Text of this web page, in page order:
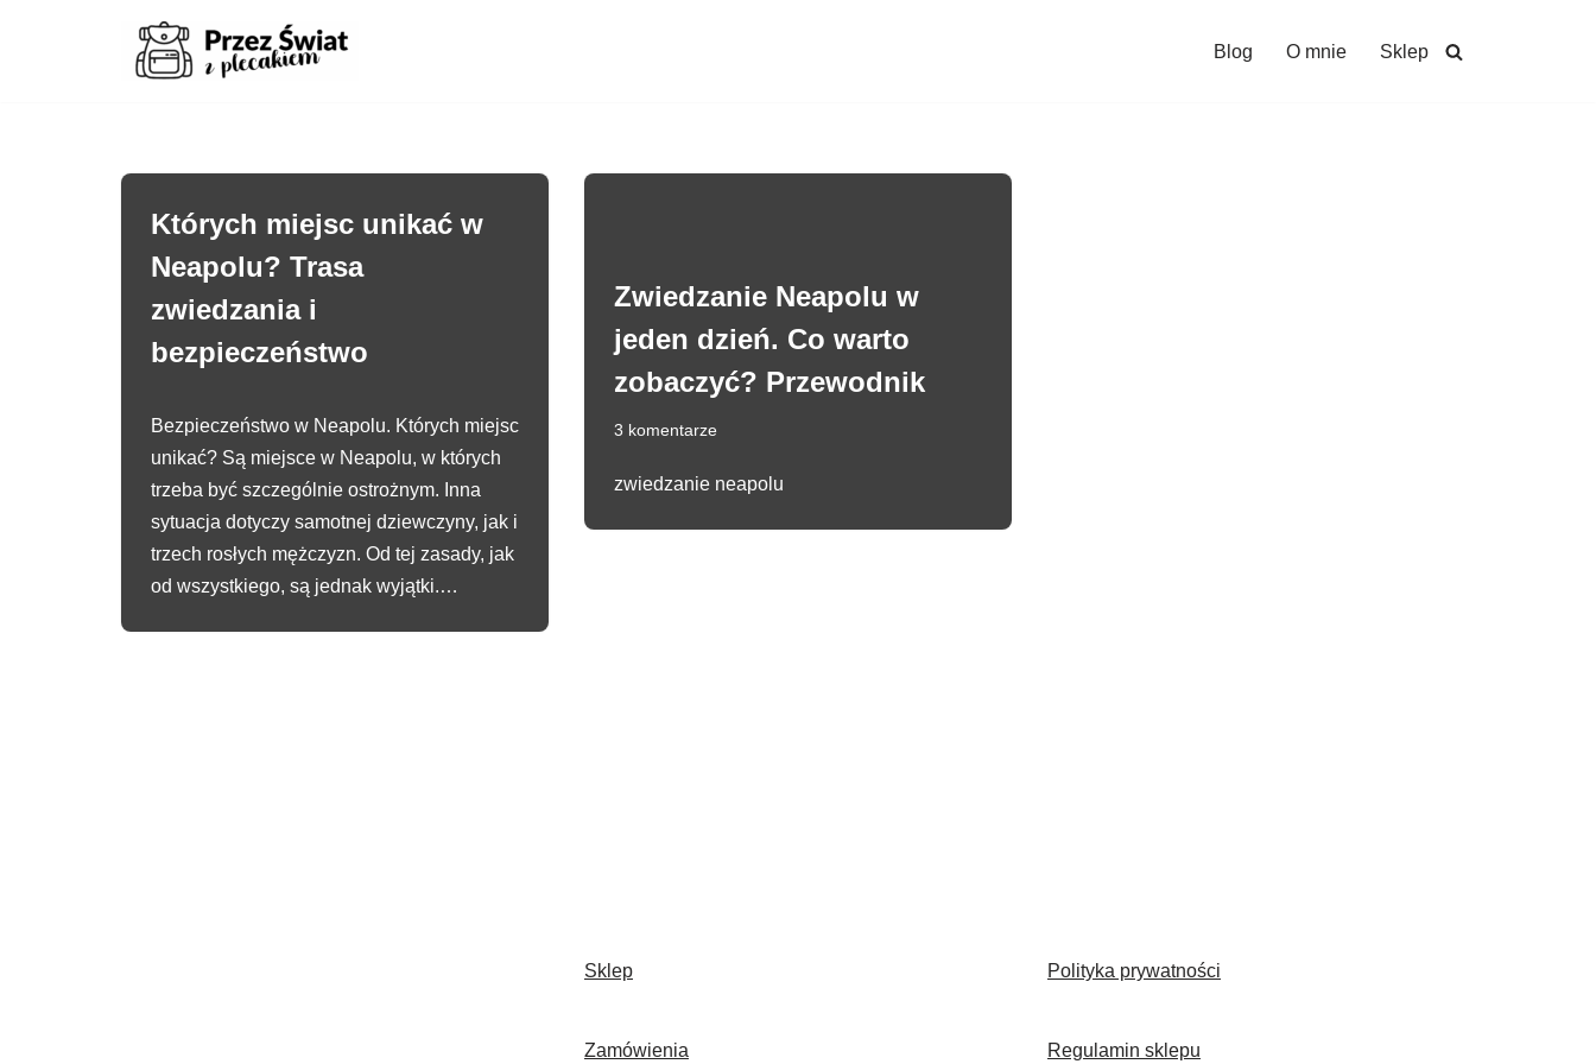
Blog O mnie Sklep
Których miejsc unikać w
Neapolu? Trasa
zwiedzania i
bezpieczeństwo
Bezpieczeństwo w Neapolu. Których miejsc
unikać? Są miejsce w Neapolu, w których
trzeba być szczególnie ostrożnym. Inna
sytuacja dotyczy samotnej dziewczyny, jak i
trzech rosłych mężczyzn. Od tej zasady, jak
od wszystkiego, są jednak wyjątki.…
Zwiedzanie Neapolu w
jeden dzień. Co warto
zobaczyć? Przewodnik
3 komentarze
zwiedzanie neapolu
Sklep
Zamówienia
Polityka prywatności
Regulamin sklepu